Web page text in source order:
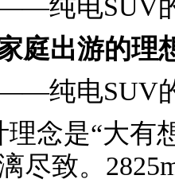
庭出游的理
理念是“大有
尽致。